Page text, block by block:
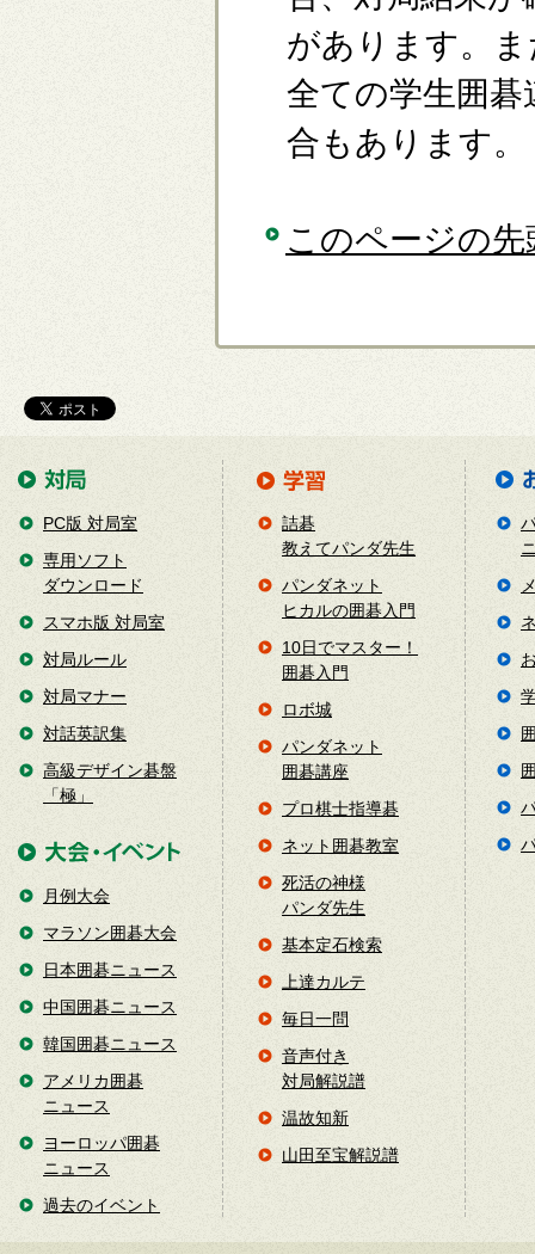
があります。
全ての学生囲
合もあります。
このページの先
PC版 対局室
専用ソフト
ダウンロード
スマホ版 対局室
対局ルール
対局マナー
対話英訳集
高級デザイン碁盤
「極」
月例大会
マラソン囲碁大会
日本囲碁ニュース
中国囲碁ニュース
韓国囲碁ニュース
アメリカ囲碁
ニュース
ヨーロッパ囲碁
ニュース
過去のイベント
詰碁
教えてパンダ先生
パンダネット
ヒカルの囲碁入門
10日でマスター！
囲碁入門
ロボ城
パンダネット
囲碁講座
プロ棋士指導碁
ネット囲碁教室
死活の神様
パンダ先生
基本定石検索
上達カルテ
毎日一問
音声付き
対局解説譜
温故知新
山田至宝解説譜